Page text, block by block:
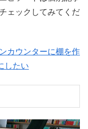
ェックしてみてくだ
カウンターに棚を作
したい